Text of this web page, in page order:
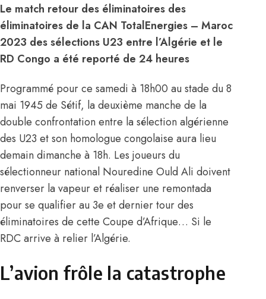
Le match retour des éliminatoires des
éliminatoires de la CAN TotalEnergies – Maroc
2023 des sélections U23 entre l’Algérie et le
RD Congo a été reporté de 24 heures
Programmé pour ce samedi à 18h00 au stade du 8
mai 1945 de Sétif, la deuxième manche de la
double confrontation entre la sélection algérienne
des U23 et son homologue congolaise aura lieu
demain dimanche à 18h. Les joueurs du
sélectionneur national Nouredine Ould Ali doivent
renverser la vapeur et réaliser une remontada
pour se qualifier au 3e et dernier tour des
éliminatoires de cette Coupe d’Afrique… Si le
RDC arrive à relier l’Algérie.
L’avion frôle la catastrophe